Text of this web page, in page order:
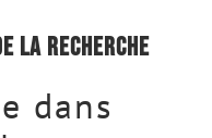
la recherche
dans